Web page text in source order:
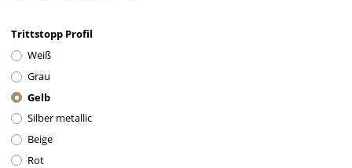
Trittstopp Profil
Weiß
Grau
Gelb
Silber metallic
Beige
Rot